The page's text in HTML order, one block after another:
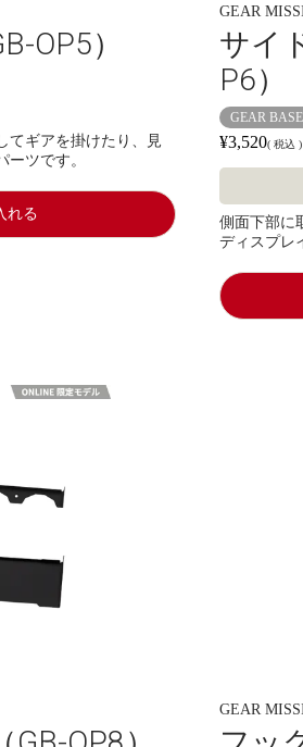
OP5）
てギアを掛けたり、見
ツです。
れる
GEAR
サイ
P6）
GEAR BASE
¥3,520 税込
側面下部に
ディスプレ
GEAR